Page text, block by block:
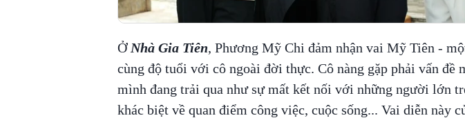
Ở Nhà Gia Tiên, Phương Mỹ Chi đảm nhận vai Mỹ Tiên -
cùng độ tuổi với cô ngoài đời thực. Cô nàng gặp phải vấn đề
mình đang trải qua như sự mất kết nối với những người lớn
khác biệt về quan điểm công việc, cuộc sống... Vai diễn này